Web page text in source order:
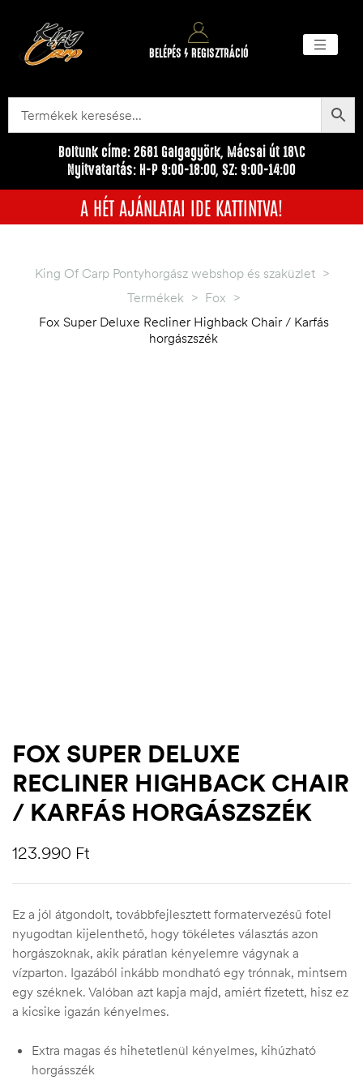
BELÉPÉS / REGISZTRÁCIÓ
Boltunk címe: 2681 Galgagyörk, Mácsai út 18\C
Nyitvatartás: H-P 9:00-18:00, SZ: 9:00-14:00
A HÉT AJÁNLATAI IDE KATTINTVA!
King Of Carp Pontyhorgász webshop és szaküzlet >
Termékek > Fox >
Fox Super Deluxe Recliner Highback Chair / Karfás
horgászszék
FOX SUPER DELUXE
RECLINER HIGHBACK CHAIR
/ KARFÁS HORGÁSZSZÉK
123.990 Ft
Ez a jól átgondolt, továbbfejlesztett formatervezésű fotel
nyugodtan kijelenthető, hogy tökéletes választás azon
horgászoknak, akik páratlan kényelemre vágynak a
vízparton. Igazából inkább mondható egy trónnak, mintsem
egy széknek. Valóban azt kapja majd, amiért fizetett, hisz ez
a kicsike igazán kényelmes.
Extra magas és hihetetlenül kényelmes, kihúzható
horgásszék